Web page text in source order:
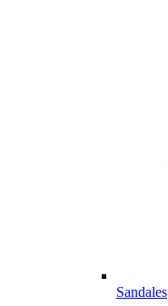
Sandales